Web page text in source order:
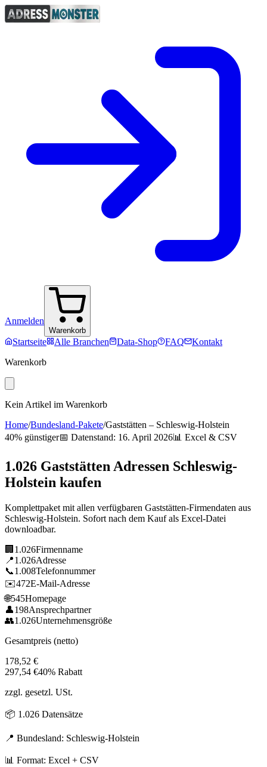
Anmelden
Warenkorb
Startseite Alle Branchen Data-Shop FAQ
Kontakt
Warenkorb
Kein Artikel im Warenkorb
Home/Bundesland-Pakete/Gaststätten – Schleswig-Holstein
40% günstiger📅 Datenstand: 16. April 2026📊 Excel & CSV
1.026 Gaststätten Adressen Schleswig-
Holstein kaufen
Komplettpaket mit allen verfügbaren Gaststätten-Firmendaten aus
Schleswig-Holstein. Sofort nach dem Kauf als Excel-Datei
downloadbar.
🏢 1.026Firmenname
📍1.026Adresse
📞1.008Telefonnummer
✉️472E-Mail-Adresse
🌐545Homepage
👤198Ansprechpartner
👥1.026Unternehmensgröße
Gesamtpreis (netto)
178,52 €
297,54 €40% Rabatt
zzgl. gesetzl. USt.
📦 1.026 Datensätze
📍 Bundesland: Schleswig-Holstein
📊 Format: Excel + CSV